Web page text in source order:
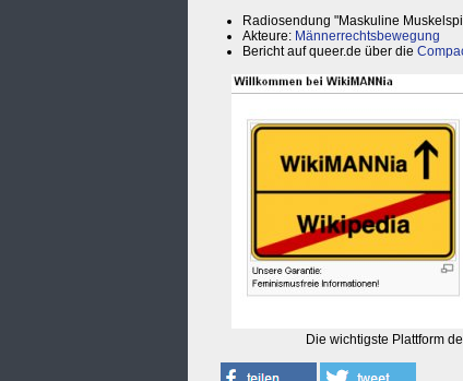
Radiosendung "Maskuline
Akteure: Männerrechtsbewegung
Bericht auf queer.de über die
Die wichtigste Plattform